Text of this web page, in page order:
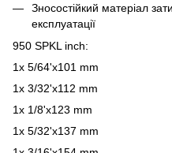
Зносостійкий матеріал
експлуатації
950 SPKL inch:
1x 5/64'x101 mm
1x 3/32'x112 mm
1x 1/8'x123 mm
1x 5/32'x137 mm